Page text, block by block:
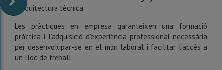
l'arquitectura tècnica.
Les pràctiques en empresa garanteixen una formació
pràctica i l'adquisició d'experiència professional necessària
per desenvolupar-se en el món laboral i facilitar l'accés a
un lloc de treball.